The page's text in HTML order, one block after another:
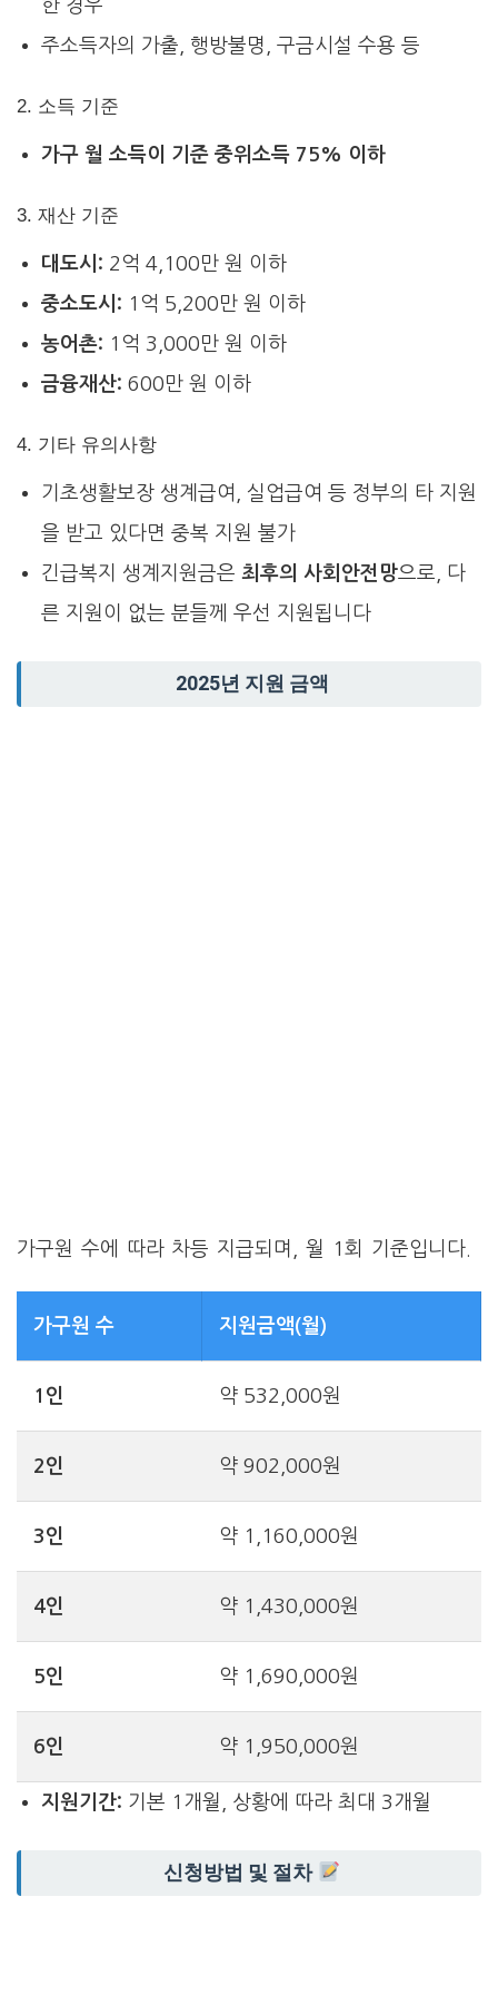
한 경우
주소득자의 가출, 행방불명, 구금시설 수용 등
2. 소득 기준
가구 월 소득이 기준 중위소득 75% 이하
3. 재산 기준
대도시: 2억 4,100만 원 이하
중소도시: 1억 5,200만 원 이하
농어촌: 1억 3,000만 원 이하
금융재산: 600만 원 이하
4. 기타 유의사항
기초생활보장 생계급여, 실업급여 등 정부의 타 지원
을 받고 있다면 중복 지원 불가
긴급복지 생계지원금은 최후의 사회안전망으로, 다
른 지원이 없는 분들께 우선 지원됩니다
2025년 지원 금액
가구원 수에 따라 차등 지급되며, 월 1회 기준입니다.
가구원 수 지원금액(월)
1인 약 532,000원
2인 약 902,000원
3인 약 1,160,000원
4인 약 1,430,000원
5인 약 1,690,000원
6인 약 1,950,000원
지원기간: 기본 1개월, 상황에 따라 최대 3개월
신청방법 및 절차